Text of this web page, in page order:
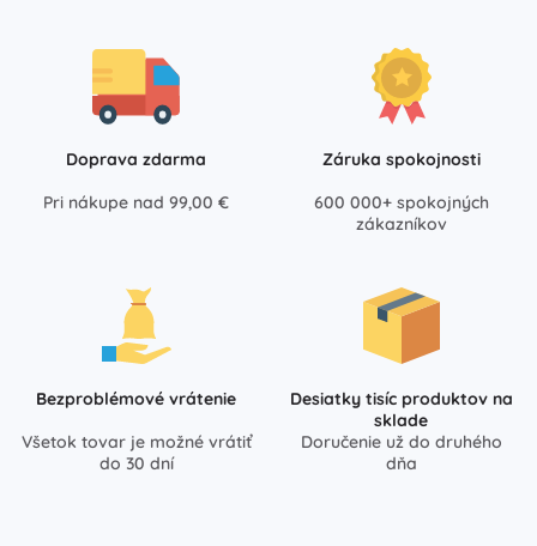
Doprava zdarma
Pri nákupe nad 99,00 €
Záruka spokojnosti
600 000+ spokojných
zákazníkov
Bezproblémové vrátenie
Všetok tovar je možné vrátiť
do 30 dní
Desiatky tisíc produktov na
sklade
Doručenie už do druhého
dňa